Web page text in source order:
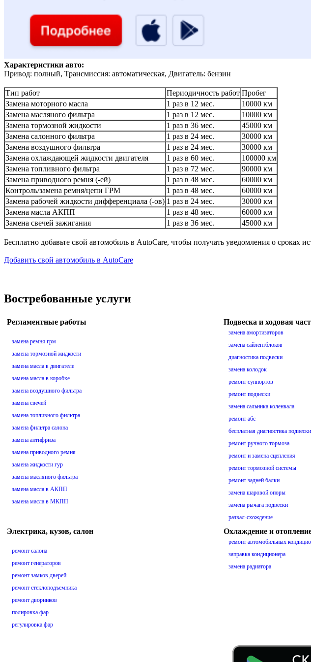
Характеристики авто:
Привод: полный, Трансмиссия: автоматическая, Двигатель: бензин
Тип работ Периодичность работ Пробег
Замена моторного масла
1 раз в 12 мес.
10000 км
Замена масляного фильтра
1 раз в 12 мес.
10000 км
Замена тормозной жидкости
1 раз в 36 мес.
45000 км
Замена салонного фильтра
1 раз в 24 мес.
30000 км
Замена воздушного фильтра
1 раз в 24 мес.
30000 км
Замена охлаждающей жидкости двигателя
1 раз в 60 мес.
100000 км
Замена топливного фильтра
1 раз в 72 мес.
90000 км
Замена приводного ремня (-ей)
1 раз в 48 мес.
60000 км
Контроль/замена ремня/цепи ГРМ
1 раз в 48 мес.
60000 км
Замена рабочей жидкости дифференциала (-ов) 1 раз в 24 мес.
30000 км
Замена масла АКПП
1 раз в 48 мес.
60000 км
Замена свечей зажигания
1 раз в 36 мес. 45000 км
Бесплатно добавьте свой автомобиль в AutoCare, чтобы получать уведомления о сроках
Добавить свой автомобиль в AutoCare
Востребованные услуги
Регламентные работы
замена ремня грм
замена тормозной жидкости
замена масла в двигателе
замена масла в коробке
замена воздушного фильтра
замена свечей
замена топливного фильтра
замена фильтра салона
замена антифриза
замена приводного ремня
замена жидкости гур
замена масляного фильтра
замена масла в АКПП
замена масла в МКПП
Подвеска и ходовая
замена амортизаторов
замена сайлентблоков
диагностика подвески
замена колодок
ремонт суппортов
ремонт подвески
замена сальника коленвала
ремонт абс
бесплатная диагностика подвески
ремонт ручного тормоза
ремонт и замена сцепления
ремонт тормозной системы
ремонт задней балки
замена шаровой опоры
замена рычага подвески
развал-схождение
Электрика, кузов, салон
ремонт салона
ремонт генераторов
ремонт замков дверей
ремонт стеклоподъемника
ремонт дворников
полировка фар
регулировка фар
Охлаждение и
ремонт автомобильных
заправка кондиционера
замена радиатора